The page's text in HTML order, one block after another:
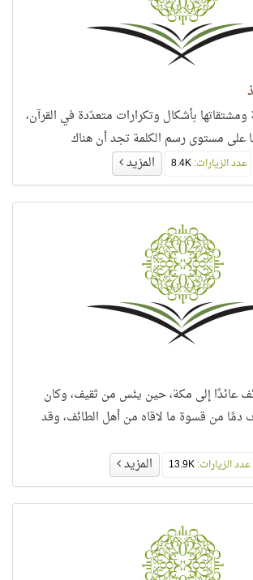
ومشتقاتها بأشكال وتكرارات متعدّدة في القرآن،
على مستوى رسم الكلمة تجد أن هناك
عدد الزيارات: المزيد
من الطائف عائدًا إلى مكة، حين يئس من ثقيف، وكان
من قسوة ما لاقاه من أهل الطائف، وقد
عدد الزيارات:13.9K المزيد